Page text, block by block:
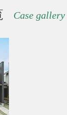
Case gallery